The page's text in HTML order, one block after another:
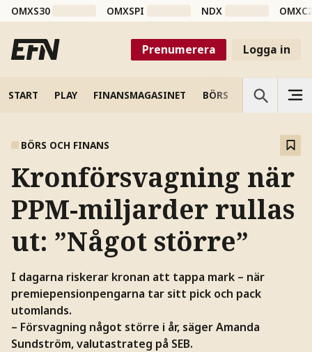
OMXS30 OMXSPI NDX
Prenumerera Logga in
START PLAY FINANSMAGASINET BÖRS VETENSKAP
BÖRS OCH FINANS
Kronförsvagning när
PPM-miljarder rullas
ut: ”Något större”
I dagarna riskerar kronan att tappa mark – när
premiepensionpengarna tar sitt pick och pack
utomlands.
– Försvagning något större i år, säger Amanda
Sundström, valutastrateg på SEB.